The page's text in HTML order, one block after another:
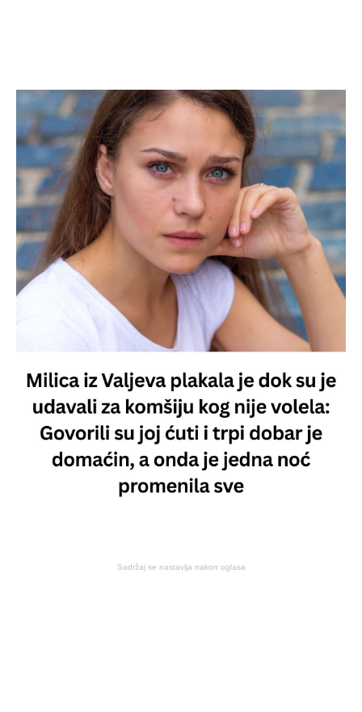
Sadržaj se nastavlja nakon oglasa